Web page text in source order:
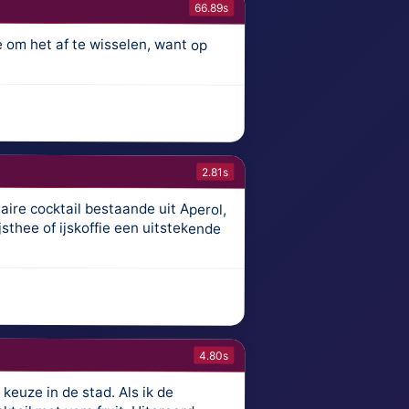
66.89s
het af te wisselen, want op
2.81s
cocktail bestaande uit Aperol,
of ijskoffie een uitstekende
4.80s
in de stad. Als ik de
vers fruit. Uiteraard mag